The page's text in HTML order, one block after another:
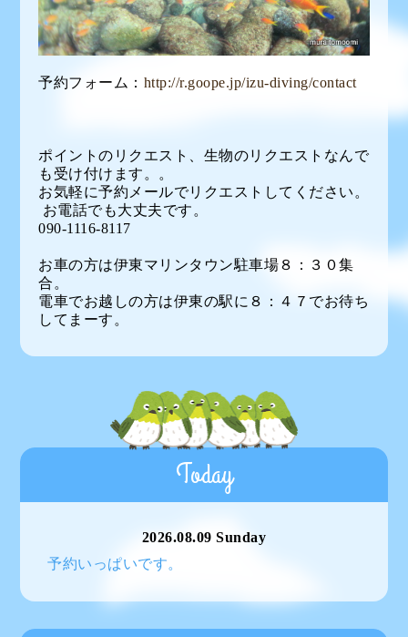
予約フォーム： http://r.goope.jp/izu-diving/contact
ポイントのリクエスト、生物のリクエストなんで
も受け付けます。。
お気軽に予約メールでリクエストしてください。
お電話でも大丈夫です。
090-1116-8117
お車の方は伊東マリンタウン駐車場８：３０集
合。
電車でお越しの方は伊東の駅に８：４７でお待ち
してまーす。
Today
2026.08.09 Sunday
予約いっぱいです。